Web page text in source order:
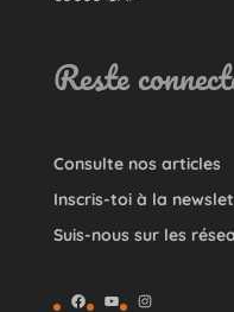
Reste
Consulte nos articles
Inscris-toi à la
Suis-nous sur les
Facebook
YouTubeInstagram